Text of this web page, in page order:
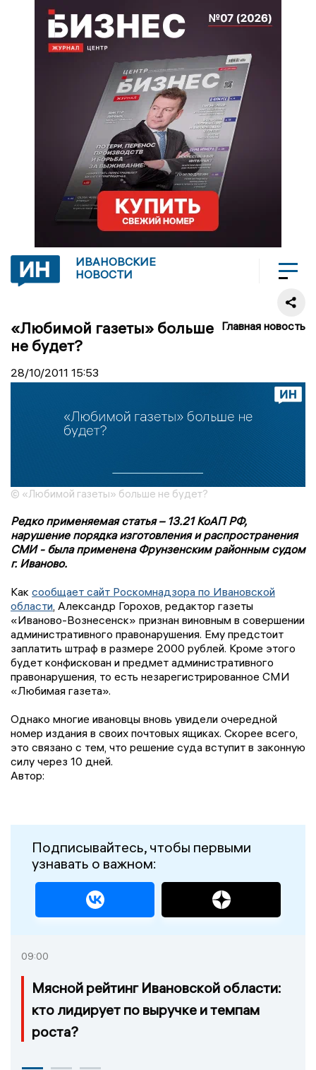
ИВАНОВСКИЕ
НОВОСТИ
Главная новость
«Любимой газеты» больше
не будет?
28/10/2011 15:53
© «Любимой газеты» больше не будет?
Редко применяемая статья – 13.21 КоАП РФ,
нарушение порядка изготовления и распространения
СМИ - была применена Фрунзенским районным судом
г. Иваново.
Как сообщает сайт Роскомнадзора по Ивановской
области, Александр Горохов, редактор газеты
«Иваново-Вознесенск» признан виновным в совершении
административного правонарушения. Ему предстоит
заплатить штраф в размере 2000 рублей. Кроме этого
будет конфискован и предмет административного
правонарушения, то есть незарегистрированное СМИ
«Любимая газета».
Однако многие ивановцы вновь увидели очередной
номер издания в своих почтовых ящиках. Скорее всего,
это связано с тем, что решение суда вступит в законную
силу через 10 дней.
Автор:
Подписывайтесь, чтобы первыми
узнавать о важном:
09:00
Мясной рейтинг Ивановской области:
кто лидирует по выручке и темпам
роста?